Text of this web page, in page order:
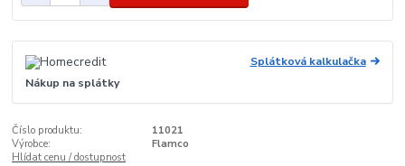
Splátková kalkulačka
Nákup na splátky
Číslo produktu:
11021
Výrobce:
Flamco
Hlídat cenu / dostupnost